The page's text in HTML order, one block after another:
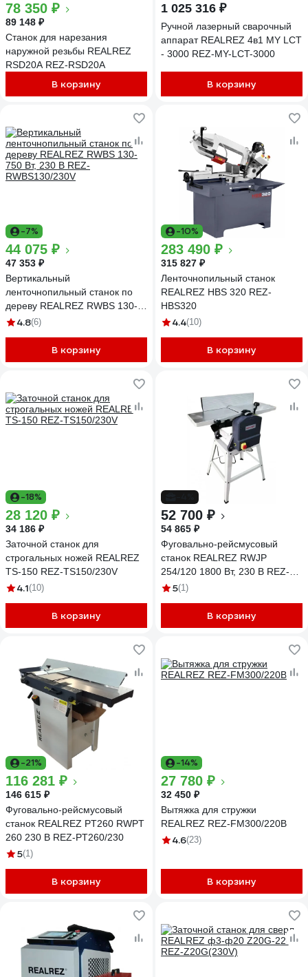
78 350 ₽
89 148 ₽
Cтанок для нарезания
наружной резьбы REALREZ
RSD20A REZ-RSD20A
В корзину
1 025 316 ₽
Ручной лазерный сварочный
аппарат REALREZ 4в1 MY LCT
- 3000 REZ-MY-LCT-3000
В корзину
-7%
44 075 ₽
47 353 ₽
Вертикальный
ленточнопильный станок по
дереву REALREZ RWBS 130-
750 Вт, 230 В REZ-
4.8(6)
В корзину
-10%
283 490 ₽
315 827 ₽
Ленточнопильный станок
REALREZ HBS 320 REZ-
HBS320
4.4(10)
В корзину
-18%
28 120 ₽
34 186 ₽
Заточной станок для
строгальных ножей REALREZ
TS-150 REZ-TS150/230V
4.1(10)
В корзину
52 700 ₽
54 865 ₽
Фуговально-рейсмусовый
станок REALREZ RWJP
254/120 1800 Вт, 230 В REZ-
RWJP254/230V
5(1)
В корзину
-21%
116 281 ₽
146 615 ₽
Фуговально-рейсмусовый
станок REALREZ PT260 RWPT
260 230 В REZ-PT260/230
5(1)
В корзину
-14%
27 780 ₽
32 450 ₽
Вытяжка для стружки
REALREZ REZ-FM300/220В
4.6(23)
В корзину